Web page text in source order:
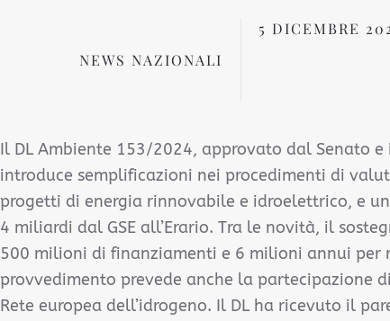
NEWS NAZIONALI
5 DICEMBRE
Il DL Ambiente 153/2024, approvato dal Senato
introduce semplificazioni nei procedimenti di
progetti di energia rinnovabile e idroelettrico, e
4 miliardi dal GSE all’Erario. Tra le novità, il
500 milioni di finanziamenti e 6 milioni annui
provvedimento prevede anche la partecipazione
Rete europea dell’idrogeno. Il DL ha ricevuto il